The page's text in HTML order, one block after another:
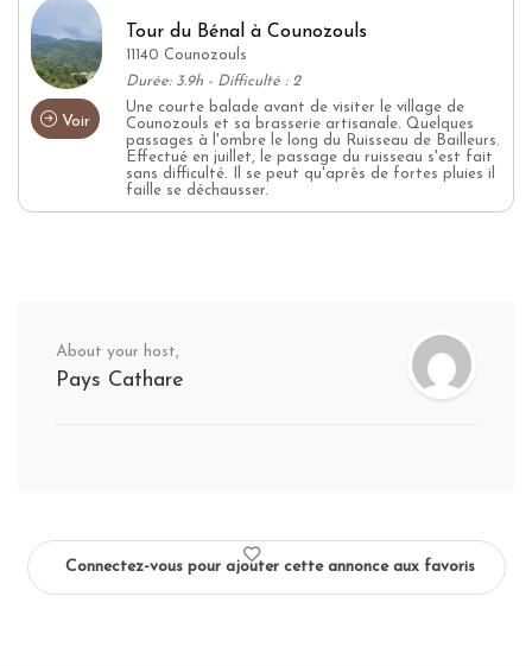
Voir
Tour du Bénal à Counozouls
11140 Counozouls
Durée: 3.9h - Difficulté : 2
Une courte balade avant de visiter le village de
Counozouls et sa brasserie artisanale. Quelques
passages à l'ombre le long du Ruisseau de Bailleurs.
Effectué en juillet, le passage du ruisseau s'est fait
sans difficulté. Il se peut qu'après de fortes pluies il
faille se déchausser.
About your host,
Pays Cathare
Connectez-vous pour ajouter cette annonce aux favoris